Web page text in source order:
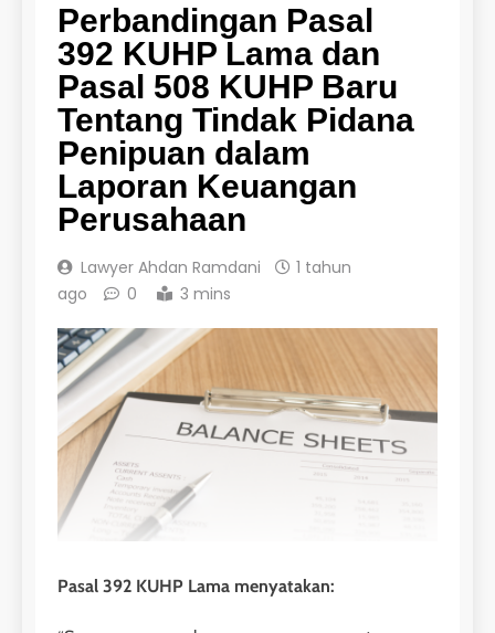
Perbandingan Pasal
392 KUHP Lama dan
Pasal 508 KUHP Baru
Tentang Tindak Pidana
Penipuan dalam
Laporan Keuangan
Perusahaan
Lawyer Ahdan Ramdani
1 tahun
ago
0 3 mins
Pasal 392 KUHP Lama menyatakan: